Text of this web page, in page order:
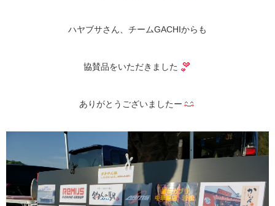
ハヤブサさん、チームGACHIからも
協賛品をいただきました
ありがとうございましたー